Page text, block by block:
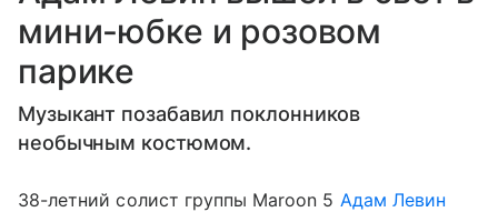
мини-юбке и розовом
парике
Музыкант позабавил поклонников
необычным костюмом.
38-летний солист группы Maroon 5 Адам Левин